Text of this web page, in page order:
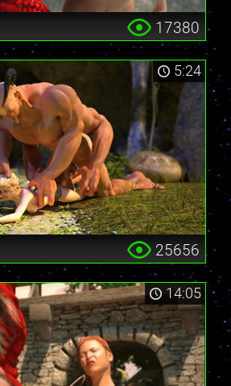
17380
5:24
25656
14:05